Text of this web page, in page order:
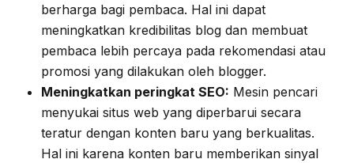
berharga bagi pembaca. Hal ini dapat
meningkatkan kredibilitas blog dan membuat
pembaca lebih percaya pada rekomendasi atau
promosi yang dilakukan oleh blogger.
Meningkatkan peringkat SEO: Mesin pencari
menyukai situs web yang diperbarui secara
teratur dengan konten baru yang berkualitas.
Hal ini karena konten baru memberikan sinyal